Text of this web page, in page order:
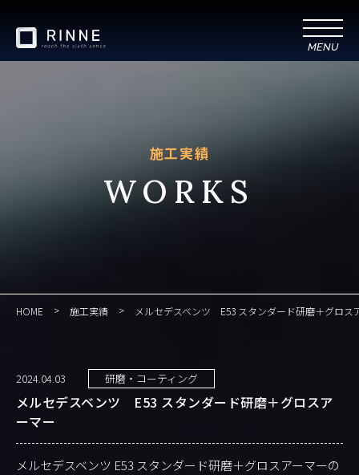
施工実績
WORKS
HOME > 施工実績 > メルセデスベンツ E53 スタンダード研磨＋グロス
2024.04.03 研磨・コーティング
メルセデスベンツ E53 スタンダード研磨＋グロスア
ーマー
メルセデスベンツ E53 スタンダード研磨＋グロスアーマーの